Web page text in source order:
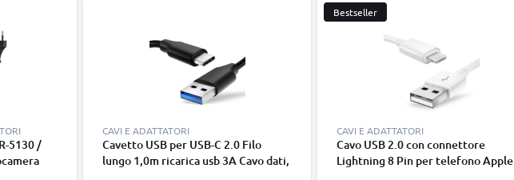
5130 /
CAVI E ADATTATORI
Cavetto USB per USB-C 2.0 Filo
lungo 1,0m ricarica usb 3A Cavo dati,
Bestseller
CAVI E ADATTATORI
Cavo USB 2.0 con connettore
Lightning 8 Pin per telefono Apple